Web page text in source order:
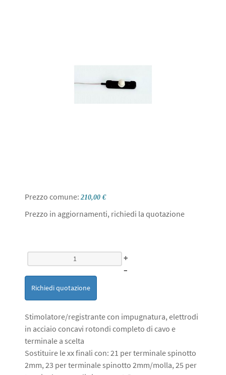
Prezzo comune: 210,00 €
Prezzo in aggiornamenti, richiedi la quotazione
+
–
Richiedi quotazione
Stimolatore/registrante con impugnatura, elettrodi
in acciaio concavi rotondi completo di cavo e
terminale a scelta
Sostituire le xx finali con: 21 per terminale spinotto
2mm, 23 per terminale spinotto 2mm/molla, 25 per